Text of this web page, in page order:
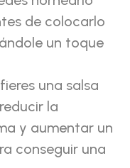
de colocarlo
un toque
una salsa
la
y aumentar un
conseguir una